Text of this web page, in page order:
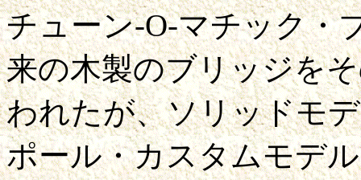
チューン-O-マチック・
来の木製のブリッジを
われたが、ソリッドモ
ポール・カスタムモデ